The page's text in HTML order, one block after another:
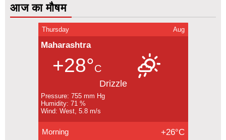
आज का मौषम
Thursday Aug
Maharashtra
+28°C
Drizzle
Pressure: 755 mm Hg
Humidity: 71 %
Wind: West, 5.8 m/s
Morning +26°C